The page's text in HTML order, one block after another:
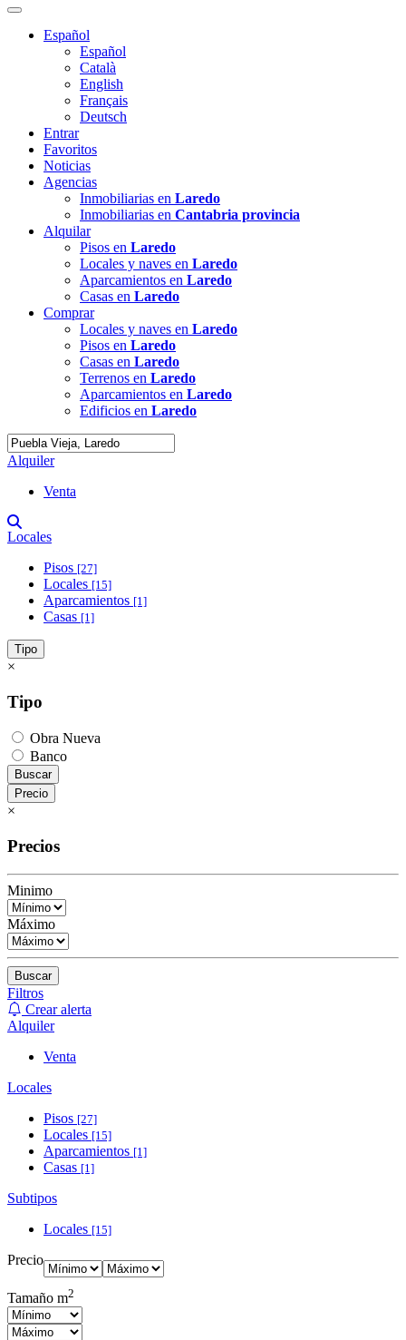
Español
Español
Català
English
Français
Deutsch
Entrar
Favoritos
Noticias
Agencias
Inmobiliarias en Laredo
Inmobiliarias en Cantabria provincia
Alquilar
Pisos en Laredo
Locales y naves en Laredo
Aparcamientos en Laredo
Casas en Laredo
Comprar
Locales y naves en Laredo
Pisos en Laredo
Casas en Laredo
Terrenos en Laredo
Aparcamientos en Laredo
Edificios en Laredo
Alquiler
Venta
Locales
Pisos [27]
Locales [15]
Aparcamientos [1]
Casas [1]
Tipo
×
Tipo
Obra Nueva
Banco
Buscar
Precio
×
Precios
Minimo
Máximo
Buscar
Filtros
Crear alerta
Alquiler
Venta
Locales
Pisos [27]
Locales [15]
Aparcamientos [1]
Casas [1]
Subtipos
Locales [15]
Precio
Tamaño m2